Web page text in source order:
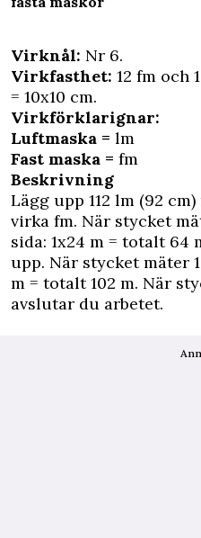
Virknål: Nr 6.
Virkfasthet: 12 fm och
= 10x10 cm.
Virkförklarignar:
Luftmaska = lm
Fast maska = fm
Beskrivning
Lägg upp 112 lm (92
virka fm. När stycket
sida: 1x24 m = totalt 64
upp. När stycket mäter
m = totalt 102 m. När
avslutar du arbetet.